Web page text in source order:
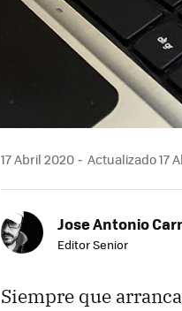
17 Abril 2020 Actualizado 17
Jose Antonio
Editor Senior
Siempre que